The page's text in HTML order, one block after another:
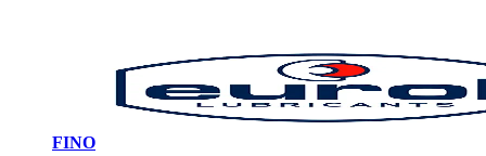
FINO